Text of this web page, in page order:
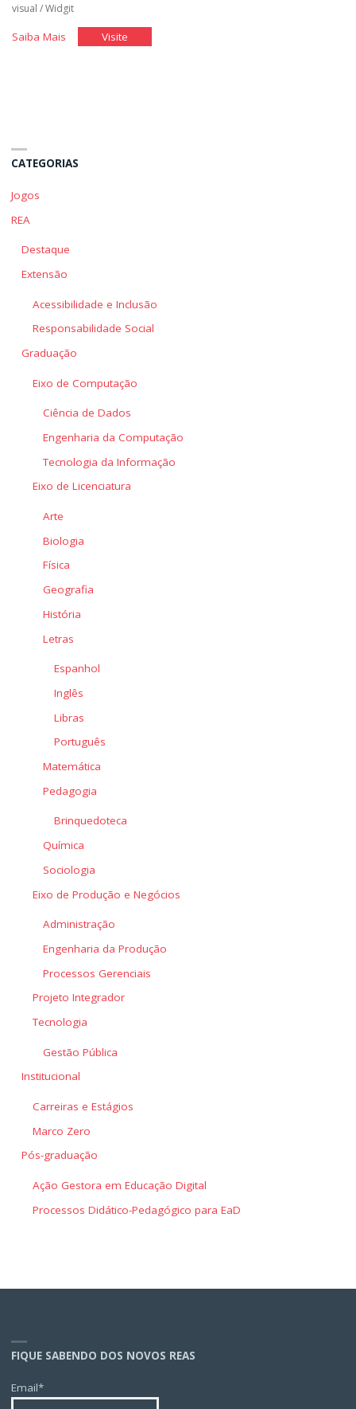
visual /Widgit
Saiba Mais"Tecnologia
Visite"Tecnologia
CATEGORIAS
Jogos
REA
Destaque
Extensão
Acessibilidade e Inclusão
Responsabilidade Social
Graduação
Eixo de Computação
Ciência de Dados
Engenharia da Computação
Tecnologia da Informação
Eixo de Licenciatura
Arte
Biologia
Física
Geografia
História
Letras
Espanhol
Inglês
Libras
Português
Matemática
Pedagogia
Brinquedoteca
Química
Sociologia
Eixo de Produção e Negócios
Administração
Engenharia da Produção
Processos Gerenciais
Projeto Integrador
Tecnologia
Gestão Pública
Institucional
Carreiras e Estágios
Marco Zero
Pós-graduação
Ação Gestora em Educação Digital
Processos Didático-Pedagógico para EaD
FIQUE SABENDO DOS NOVOS REAS
Email*